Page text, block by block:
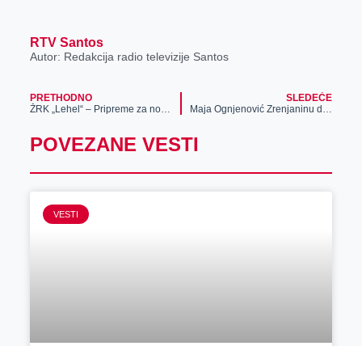
RTV Santos
Autor: Redakcija radio televizije Santos
PRETHODNO
ŽRK „Lehel“ – Pripreme za novu sezonu
SLEDEĆE
Maja Ognjenović Zrenjaninu donela 24. olimpijsku medalju
POVEZANE VESTI
VESTI